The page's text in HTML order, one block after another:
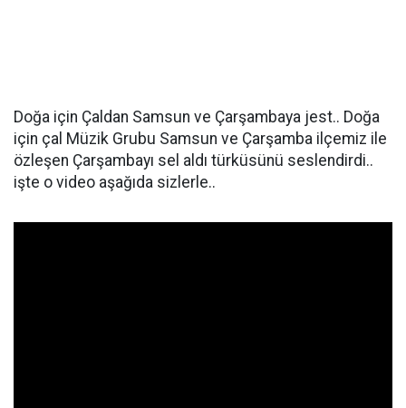
Doğa için Çaldan Samsun ve Çarşambaya jest.. Doğa
için çal Müzik Grubu Samsun ve Çarşamba ilçemiz ile
özleşen Çarşambayı sel aldı türküsünü seslendirdi..
işte o video aşağıda sizlerle..